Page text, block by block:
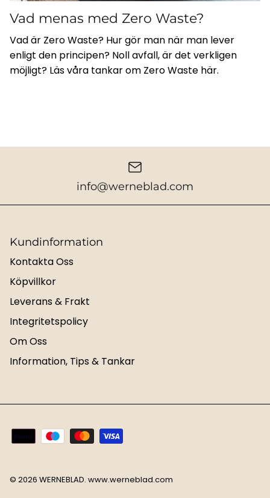
Vad menas med Zero Waste?
Vad är Zero Waste? Hur gör man när man lever
enligt den principen? Noll avfall, är det verkligen
möjligt? Läs våra tankar om Zero Waste här.
info@werneblad.com
Kundinformation
Kontakta Oss
Köpvillkor
Leverans & Frakt
Integritetspolicy
Om Oss
Information, Tips & Tankar
© 2026 WERNEBLAD. www.werneblad.com